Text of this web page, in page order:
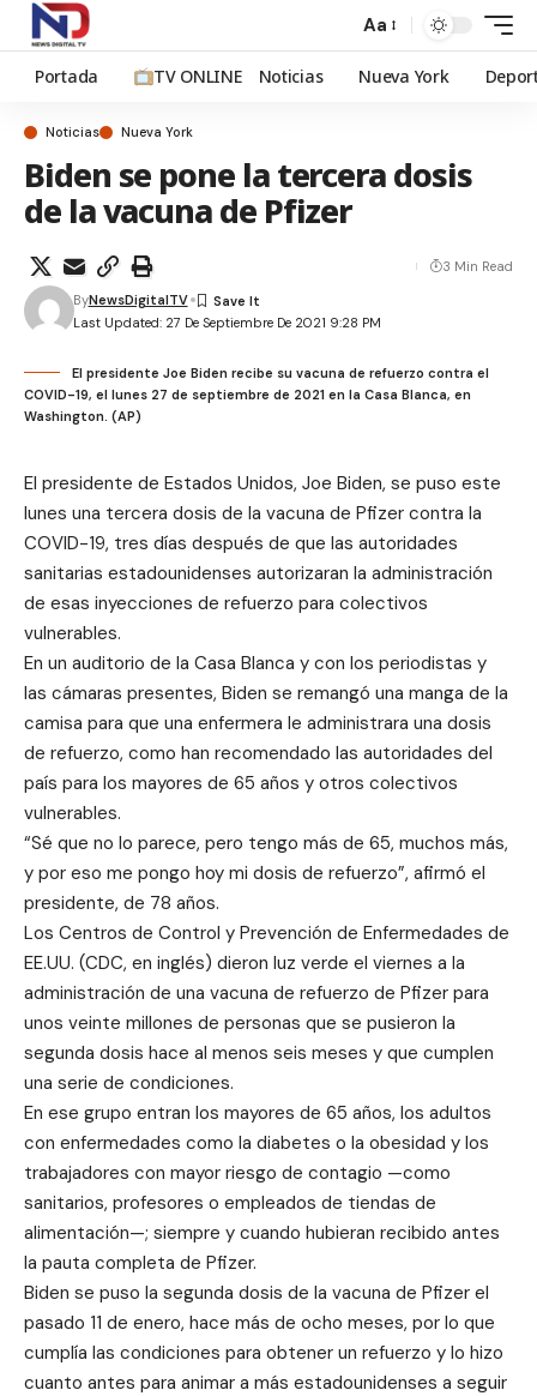
Aa
Portada TV ONLINE Noticias Nueva York
Noticias Nueva York
Biden se pone la tercera dosis
de la vacuna de Pfizer
Last Updated: 27 De Septiembre De 2021 9:28 PM
ByNewsDigitalTV
3 Min Read
El presidente Joe Biden recibe su vacuna de refuerzo contra el
COVID-19, el lunes 27 de septiembre de 2021 en la Casa Blanca, en
Washington. (AP)
El presidente de Estados Unidos, Joe Biden, se puso este
lunes una tercera dosis de la vacuna de Pfizer contra la
COVID-19, tres días después de que las autoridades
sanitarias estadounidenses autorizaran la administración
de esas inyecciones de refuerzo para colectivos
vulnerables.
En un auditorio de la Casa Blanca y con los periodistas y
las cámaras presentes, Biden se remangó una manga de la
camisa para que una enfermera le administrara una dosis
de refuerzo, como han recomendado las autoridades del
país para los mayores de 65 años y otros colectivos
vulnerables.
“Sé que no lo parece, pero tengo más de 65, muchos más,
y por eso me pongo hoy mi dosis de refuerzo”, afirmó el
presidente, de 78 años.
Los Centros de Control y Prevención de Enfermedades de
EE.UU. (CDC, en inglés) dieron luz verde el viernes a la
administración de una vacuna de refuerzo de Pfizer para
unos veinte millones de personas que se pusieron la
segunda dosis hace al menos seis meses y que cumplen
una serie de condiciones.
En ese grupo entran los mayores de 65 años, los adultos
con enfermedades como la diabetes o la obesidad y los
trabajadores con mayor riesgo de contagio —como
sanitarios, profesores o empleados de tiendas de
alimentación—; siempre y cuando hubieran recibido antes
la pauta completa de Pfizer.
Biden se puso la segunda dosis de la vacuna de Pfizer el
pasado 11 de enero, hace más de ocho meses, por lo que
cumplía las condiciones para obtener un refuerzo y lo hizo
cuanto antes para animar a más estadounidenses a seguir